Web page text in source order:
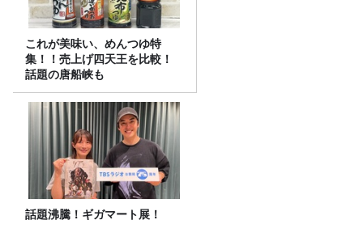
これが美味い、めんつゆ特
集！！売上げ四天王を比較！
話題の唐船峡も
話題沸騰！ギガマート展！